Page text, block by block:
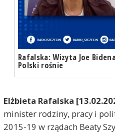
Rafalska: Wizyta Joe
Polski rośnie
Elżbieta Rafalska
minister rodziny, pracy i
2015-19 w rządach Beaty